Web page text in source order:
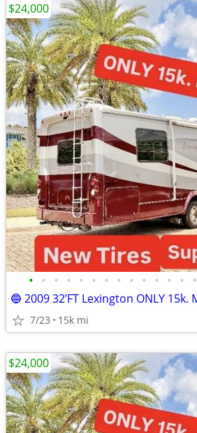
• • • • • • • • • • • • • •
7/23 15k mi
$24,000
$24,000